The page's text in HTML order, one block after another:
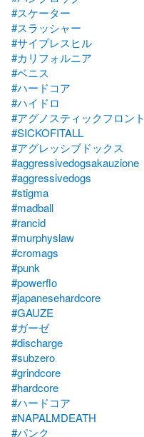
#スケーター
#スラッシャー
#サイプレスヒル
#カリフォルニア
#ベニス
#ハードコア
#ハイドロ
#アグノスティックフロント
#SICKOFITALL
#アグレッシブドックス
#aggressivedogsakauzione
#aggressivedogs
#stigma
#madball
#rancid
#murphyslaw
#cromags
#punk
#powerflo
#japanesehardcore
#GAUZE
#ガーゼ
#discharge
#subzero
#grindcore
#hardcore
#ハードコア
#NAPALMDEATH
#パンク